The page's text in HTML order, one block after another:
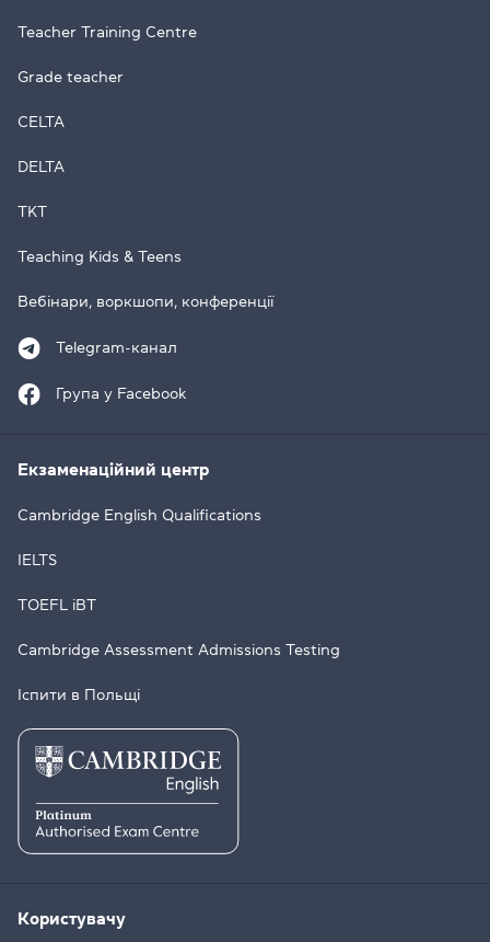
Teacher Training Centre
Grade teacher
CELTA
DELTA
TKT
Teaching Kids & Teens
Вебінари, воркшопи, конференції
Telegram-канал
Група у Facebook
Екзаменаційний центр
Cambridge English Qualifications
IELTS
TOEFL iBT
Cambridge Assessment Admissions Testing
Іспити в Польщі
Користувачу